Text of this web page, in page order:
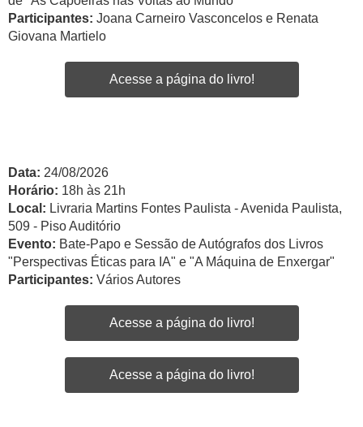
Participantes: Joana Carneiro Vasconcelos e Renata
Giovana Martielo
Acesse a página do livro!
Data: 24/08/2026
Horário: 18h às 21h
Local: Livraria Martins Fontes Paulista - Avenida Paulista,
509 - Piso Auditório
Evento: Bate-Papo e Sessão de Autógrafos dos Livros
"Perspectivas Éticas para IA" e "A Máquina de Enxergar"
Participantes: Vários Autores
Acesse a página do livro!
Acesse a página do livro!